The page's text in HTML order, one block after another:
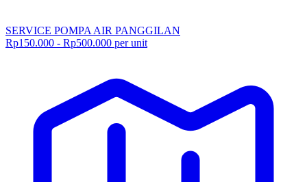
SERVICE POMPA AIR PANGGILAN
Rp150.000 - Rp500.000 per unit